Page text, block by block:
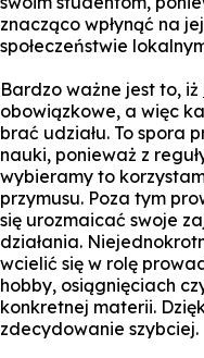
znacząco wpłynąć na
społeczeństwie
Bardzo ważne jest to, iż
obowiązkowe, a więc
brać udziału. To spora
nauki, ponieważ z
wybieramy to
przymusu. Poza tym
się urozmaicać swoje
działania.
wcielić się w rolę
hobby, osiągnięciach
konkretnej materii.
zdecydowanie szybciej.